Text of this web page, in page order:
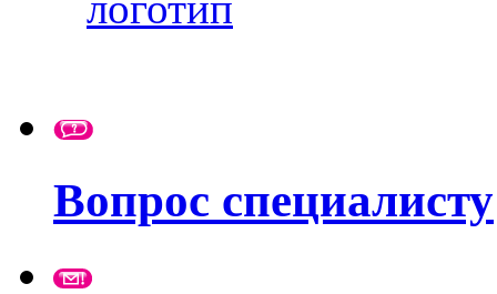
Вопрос специалисту